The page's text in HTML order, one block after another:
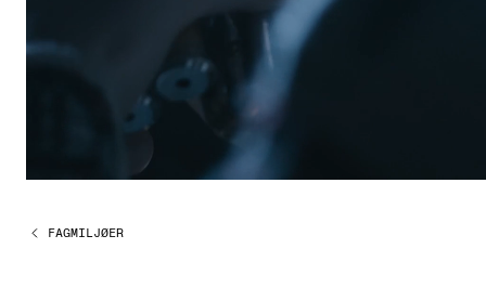
Studentutvalet SUT (student.nmh.no)
FORSKNING
NordART
FAGMILJØER